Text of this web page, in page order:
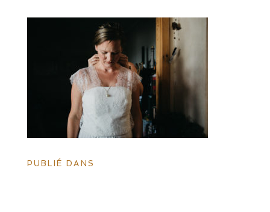
PUBLIÉ DANS